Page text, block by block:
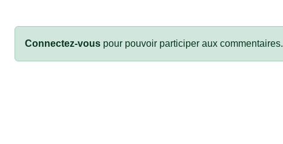
Connectez-vous pour pouvoir participer aux commentaires.